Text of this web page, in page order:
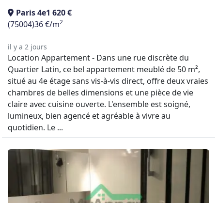
Paris 4e1 620 €
(75004)36 €/m2
il y a 2 jours
Location Appartement - Dans une rue discrète du
Quartier Latin, ce bel appartement meublé de 50 m²,
situé au 4e étage sans vis-à-vis direct, offre deux vraies
chambres de belles dimensions et une pièce de vie
claire avec cuisine ouverte. L'ensemble est soigné,
lumineux, bien agencé et agréable à vivre au
quotidien. Le ...